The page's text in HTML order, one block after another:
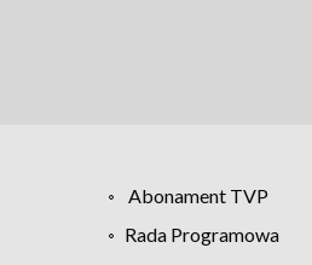
Abonament TVP
Rada Programowa